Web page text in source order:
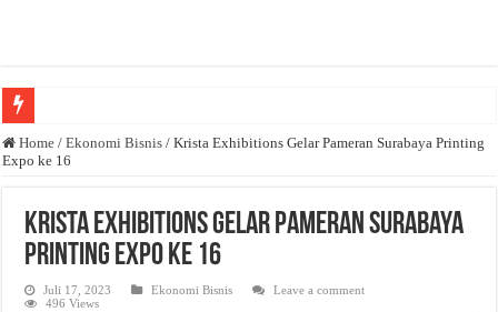
Anda butuh promosi usaha? Kontak ke Email redaksi@bisnisnasional.com
Dibutuhkan Marketing. Lamaran di-email ke redaksi@bisnisnasional.com
Home / Ekonomi Bisnis / Krista Exhibitions Gelar Pameran Surabaya Printing
Expo ke 16
Krista Exhibitions Gelar Pameran Surabaya
Printing Expo ke 16
Juli 17, 2023 Ekonomi Bisnis
Leave a comment
496 Views